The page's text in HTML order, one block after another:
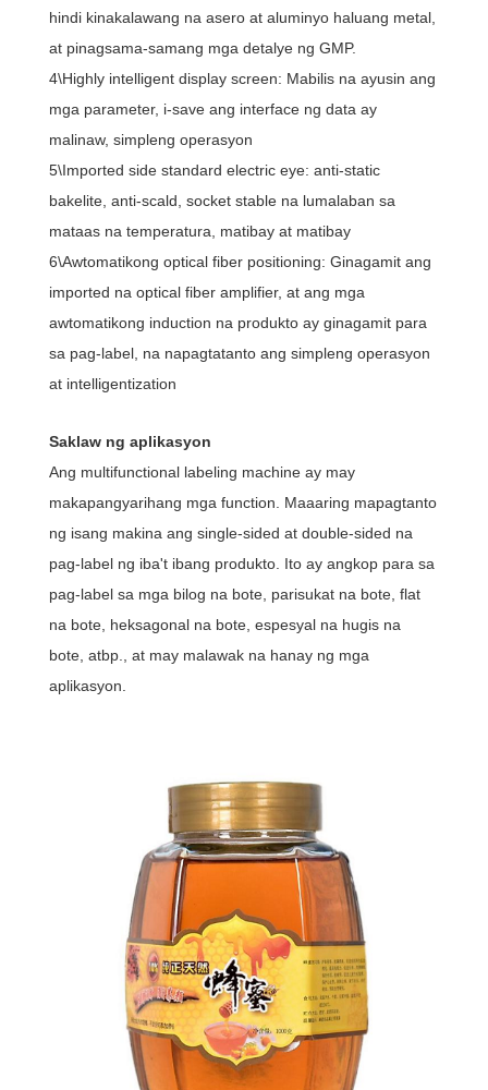
hindi kinakalawang na asero at aluminyo haluang metal,
at pinagsama-samang mga detalye ng GMP.
4\Highly intelligent display screen: Mabilis na ayusin ang
mga parameter, i-save ang interface ng data ay
malinaw, simpleng operasyon
5\Imported side standard electric eye: anti-static
bakelite, anti-scald, socket stable na lumalaban sa
mataas na temperatura, matibay at matibay
6\Awtomatikong optical fiber positioning: Ginagamit ang
imported na optical fiber amplifier, at ang mga
awtomatikong induction na produkto ay ginagamit para
sa pag-label, na napagtatanto ang simpleng operasyon
at intelligentization
Saklaw ng aplikasyon
Ang multifunctional labeling machine ay may
makapangyarihang mga function. Maaaring mapagtanto
ng isang makina ang single-sided at double-sided na
pag-label ng iba't ibang produkto. Ito ay angkop para sa
pag-label sa mga bilog na bote, parisukat na bote, flat
na bote, heksagonal na bote, espesyal na hugis na
bote, atbp., at may malawak na hanay ng mga
aplikasyon.